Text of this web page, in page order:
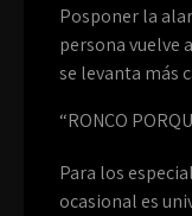
Posponer la
persona vuelve
se levanta más
“RONCO
Para los
ocasional es